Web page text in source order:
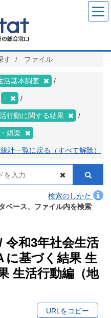
す ファイル
活基本調査
-
行動に関する結果
娯楽
計一覧に戻る（すべて解除）
検索のしかた
ベース、ファイル内を検索
令和3年社会生活
に基づく結果 生
生活行動編（地
URLをコピー